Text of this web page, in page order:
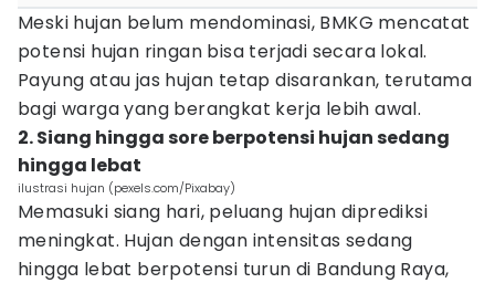
Meski hujan belum mendominasi, BMKG mencatat
potensi hujan ringan bisa terjadi secara lokal.
Payung atau jas hujan tetap disarankan, terutama
bagi warga yang berangkat kerja lebih awal.
2. Siang hingga sore berpotensi hujan sedang
hingga lebat
ilustrasi hujan (pexels.com/Pixabay)
Memasuki siang hari, peluang hujan diprediksi
meningkat. Hujan dengan intensitas sedang
hingga lebat berpotensi turun di Bandung Raya,